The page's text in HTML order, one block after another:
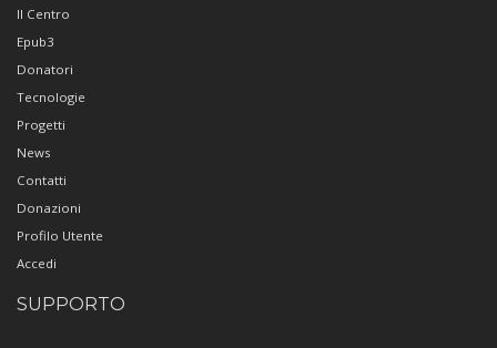
Il Centro
Epub3
Donatori
Tecnologie
Progetti
News
Contatti
Donazioni
Profilo Utente
Accedi
SUPPORTO